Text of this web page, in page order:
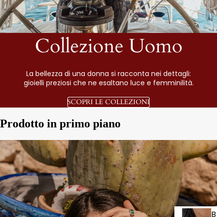
B
Collezione Uomo
La bellezza di una donna si racconta nei dettagli:
gioielli preziosi che ne esaltano luce e femminilità.
SCOPRI LE COLLEZIONI
Prodotto in primo piano